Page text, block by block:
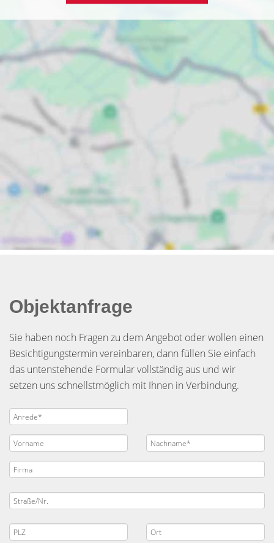
Objektanfrage
Sie haben noch Fragen zu dem Angebot oder wollen einen
Besichtigungstermin vereinbaren, dann füllen Sie einfach
das untenstehende Formular vollständig aus und wir
setzen uns schnellstmöglich mit Ihnen in Verbindung.